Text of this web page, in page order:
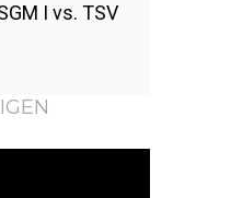
I vs. TSV